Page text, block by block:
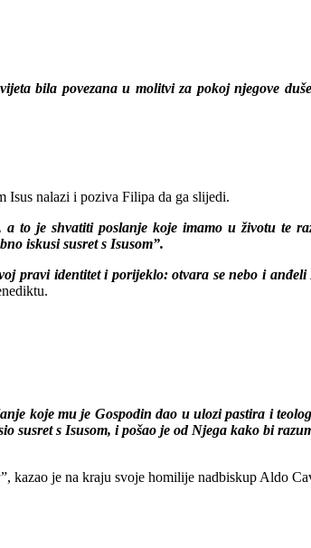
bila povezana u molitvi za pokoj njegove
Isus nalazi i poziva Filipa da ga slijedi.
to je shvatiti poslanje koje imamo u životu te
iskusi susret s Isusom”.
pravi identitet i porijeklo: otvara se nebo i
koje mu je Gospodin dao u ulozi pastira i
susret s Isusom, i pošao je od Njega kako bi
”, kazao je na kraju svoje homilije nadbiskup Aldo